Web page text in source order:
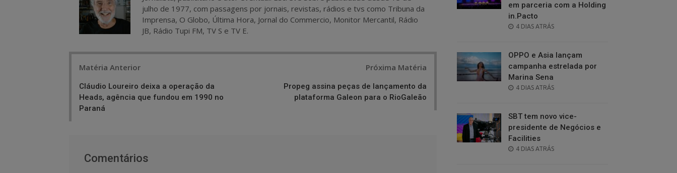
julho de 1977, com passagens por jornais, revistas, rádios e tvs como Tribuna da
Imprensa, O Globo, Última Hora, Jornal do Commercio, Monitor Mercantil, Rádio
JB, Rádio Tupi FM, TV S e TV E.
Matéria Anterior
Cláudio Loureiro deixa a operação da
Heads, agência que fundou em 1990 no
Paraná
Próxima Matéria
Propeg assina peças de lançamento da
plataforma Galeon para o RioGaleão
Comentários
em parceria com a Holding
in.Pacto
POSTED
4 DIAS ATRÁS
OPPO e Asia lançam
campanha estrelada por
Marina Sena
POSTED
4 DIAS ATRÁS
SBT tem novo vice-
presidente de Negócios e
Facilities
POSTED
4 DIAS ATRÁS